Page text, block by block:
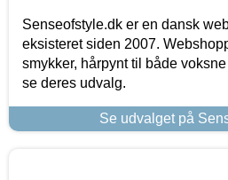
Senseofstyle.dk er en dansk
eksisteret siden 2007.
smykker, hårpynt til både
se deres udvalg.
Se udvalget på